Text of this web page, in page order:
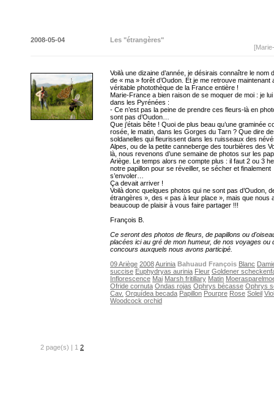
2008-05-04
Les "étrangères"
Voilà une dizaine d’année, je désirais connaître le nom
de « ma » forêt d’Oudon. Et je me retrouve maintenant
véritable photothèque de la France entière !
Marie-France a bien raison de se moquer de moi : je
dans les Pyrénées :
- Ce n’est pas la peine de prendre ces fleurs-là en
sont pas d’Oudon…
Que j’étais bête ! Quoi de plus beau qu’une graminée
rosée, le matin, dans les Gorges du Tarn ? Que dire
soldanelles qui fleurissent dans les ruisseaux des
Alpes, ou de la petite canneberge des tourbières des
là, nous revenons d’une semaine de photos sur les
Ariège. Le temps alors ne compte plus : il faut 2 ou 3
notre papillon pour se réveiller, se sécher et finalement
s’envoler…
Ça devait arriver !
Voilà donc quelques photos qui ne sont pas d’Oudon,
étrangères », des « pas à leur place », mais que nous
beaucoup de plaisir à vous faire partager !!!
François B.
Ce seront des photos de fleurs, de papillons ou
placées ici au gré de mon humeur, de nos voyages ou
concours auxquels nous avons participé.
09 Ariège 2008Aurinia Bahuaud François Blanc
succise Euphydryas aurinia Fleur Goldener
Inflorescence Mai Marsh fritillary Matin
Ofride cornuta Ondas rojas Ophrys bécasse Ophrys
Cav. Orquídea becada Papillon Pourpre Rose Soleil
Woodcock orchid
2 page(s) | 1 2